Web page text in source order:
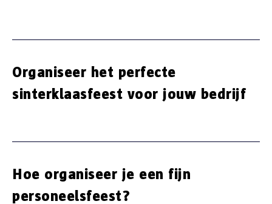
Organiseer het perfecte
sinterklaasfeest voor jouw bedrijf
Hoe organiseer je een fijn
personeelsfeest?